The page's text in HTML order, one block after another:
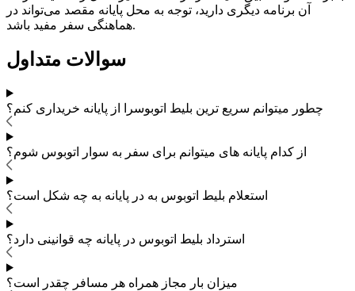
آن برنامه دیگری دارید، توجه به محل پایانه مقصد می‌تواند در
هماهنگی سفر مفید باشد.
سوالات متداول
چطور میتوانم سریع ترین بلیط اتوبوسرا از پایانه خریداری کنم؟
از کدام پایانه های میتوانم برای سفر به سوار اتوبوس شوم؟
استعلام بلیط اتوبوس به در پایانه به چه شکل است؟
استرداد بلیط اتوبوس در پایانه چه قوانینی دارد؟
میزان بار مجاز همراه هر مسافر چقدر است؟